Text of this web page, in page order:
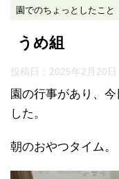
園でのちょっとしたこと
うめ組
投稿日： 2025年2月20日
園の行事があり、
した。
朝のおやつタイム。